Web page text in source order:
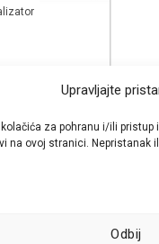
Upravljajte
za pohranu i/ili
na ovoj stranici.
Odbij
200 svjetski poznatih i
osobnih i lakih teretnih